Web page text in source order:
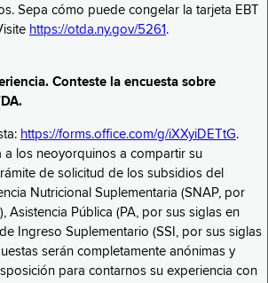
Sepa cómo puede congelar la tarjeta EBT
https://otda.ny.gov/5261 .
Conteste la encuesta sobre
https://forms.office.com/g/iXXyiDETtG.
a los neoyorquinos a compartir su
de solicitud de los subsidios del
Nutricional Suplementaria (SNAP, por
Asistencia Pública (PA, por sus siglas en
Ingreso Suplementario (SSI, por sus siglas
serán completamente anónimas y
para contarnos su experiencia con